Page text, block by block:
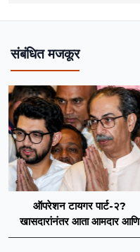
संबंधित मजकूर
ऑपरेशन टायगर पार्ट-२?
खासदारांनंतर आता आमदार आणि
नगरसेवकही शिंदेंच्या वाटेवर?